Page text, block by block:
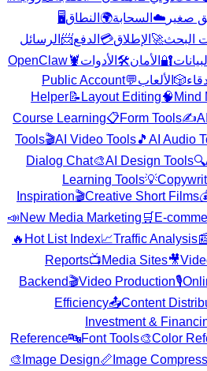
صغير ☁️ السحابة🌍 النطاق🖥️
البحث🚀 الإطلاق💳 الدفع📨 الرسائل
🔐 الأمان🛠️ الأدوات🦞
OpenClaw
🎲 الألعاب💬
Public Account
Helper📝 Layout Editing🧠 Mind
Course Learning📋Form Tools✍️
Tools🎬AI Video Tools🎵 AI Audio
Dialog Chat🎨AI Design Tools🔍
Learning Tools💡
Inspiration🎬Creative Short Films
📣New Media Marketing 🛒 E-
🔥 Hot List Index📈Traffic Analysis
Reports📺Media Sites🎥
Backend🎬Video Production🎙️
Efficiency📤Content
Investment &
Reference🔤Font Tools🎨Color
🎨 Image Design📏 Image